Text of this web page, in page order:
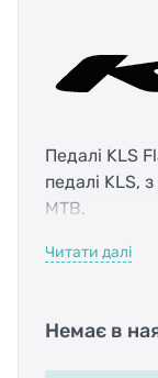
Педалі KLS
педалі KLS,
MTB.
розміри -
литий
Читати далі
Немає в